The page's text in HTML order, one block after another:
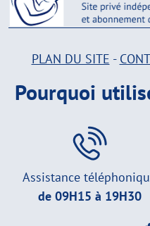
PLAN DU SITE -
Pourquoi
Assistance
de 09H15 à 19H30